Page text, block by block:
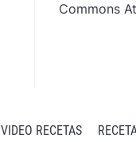
Commons
VIDEO RECETAS